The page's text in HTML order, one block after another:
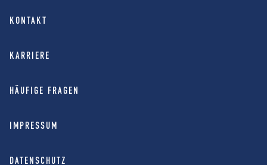
KONTAKT
KARRIERE
HÄUFIGE FRAGEN
IMPRESSUM
DATENSCHUTZ